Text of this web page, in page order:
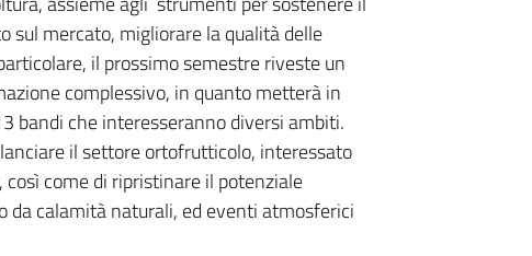
sul mercato, migliorare la qualità delle
il prossimo semestre riveste un
complessivo, in quanto metterà in
bandi che interesseranno diversi ambiti.
il settore ortofrutticolo, interessato
come di ripristinare il potenziale
da calamità naturali, ed eventi atmosferici